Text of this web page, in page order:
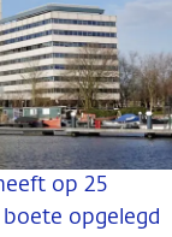
op 25
opgelegd